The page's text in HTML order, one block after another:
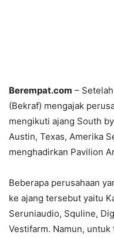
Berempat.com –
(Bekraf) mengajak
mengikuti ajang South
Austin, Texas, Amerika
menghadirkan Pavilion
Beberapa perusahaan
ke ajang tersebut yaitu
Seruniaudio, Squline,
Vestifarm. Namun,